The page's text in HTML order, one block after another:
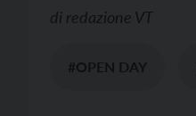
di redazione VT
#OPEN DAY